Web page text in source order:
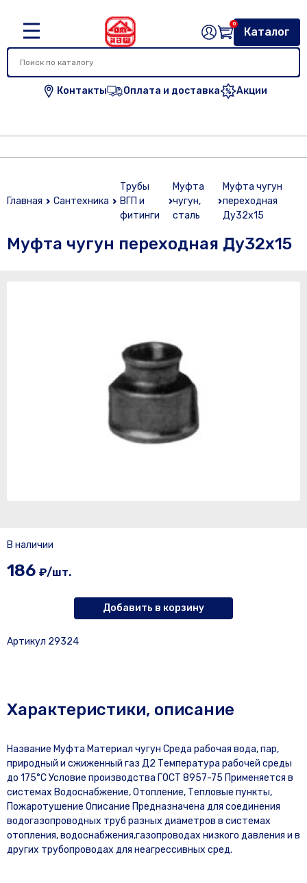
Контакты Оплата и доставка Акции
Каталог
0
Главная Сантехника
Трубы
ВГП и
фитинги
Муфта
чугун,
сталь
Муфта чугун
переходная
Ду32х15
Муфта чугун переходная Ду32х15
В наличии
186 ₽/шт.
Добавить в корзину
Артикул 29324
Характеристики, описание
Название Муфта Материал чугун Среда рабочая вода, пар,
природный и сжиженный газ Д2 Температура рабочей среды
до 175°C Условие производства ГОСТ 8957-75 Применяется в
системах Водоснабжение, Отопление, Тепловые пункты,
Пожаротушение Описание Предназначена для соединения
водогазопроводных труб разных диаметров в системах
отопления, водоснабжения,газопроводах низкого давления и в
других трубопроводах для неагрессивных сред.